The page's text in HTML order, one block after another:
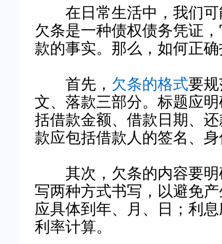
在日常生活中，我们可
欠条是一种债权债务凭证
款的事实。那么，如何正
首先， 欠条的格式要
文、落款三部分。标题应明
括借款金额、借款日期、
款应包括借款人的签名、
其次，欠条的内容要明
写两种方式书写，以避免
应具体到年、月、日；利
利率计算。